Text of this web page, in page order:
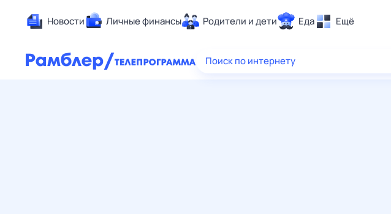
Новости Личные финансы Родители и дети Еда Ещё
Здоровье
Поиск по интернету